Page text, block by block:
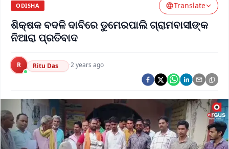
Argus Health Connect
Argus Chalo Dekhein Apna Desh
ODISHA Translate
ଶିକ୍ଷକ ବଦଳି ଦାବିରେ ଡୁମେରପାଲି ଗ୍ରାମବାସୀଙ୍କ
ନିଆରା ପ୍ରତିବାଦ
R Ritu Das ·2 years ago